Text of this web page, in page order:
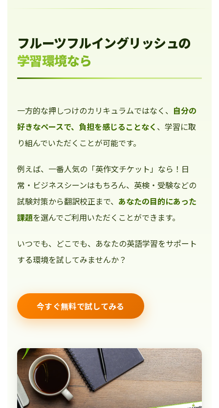
フルーツフルイングリッシュの
学習環境なら
一方的な押しつけのカリキュラムではなく、 自分の
好きなペースで、負担を感じることなく 、学習に取
り組んでいただくことが可能です。
例えば、一番人気の「英作文チケット」なら！日
常・ビジネスシーンはもちろん、英検・受験などの
試験対策から翻訳校正まで、 あなたの目的にあった
課題を選んでご利用いただくことができます。
いつでも、どこでも、あなたの英語学習をサポート
する環境を試してみませんか？
今すぐ無料で試してみる